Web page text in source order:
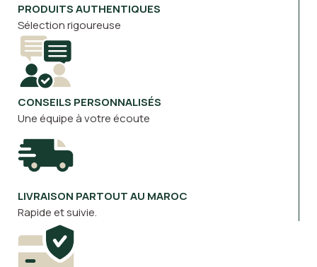
PRODUITS AUTHENTIQUES
Sélection rigoureuse
CONSEILS PERSONNALISÉS
Une équipe à votre écoute
LIVRAISON PARTOUT AU MAROC
Rapide et suivie.